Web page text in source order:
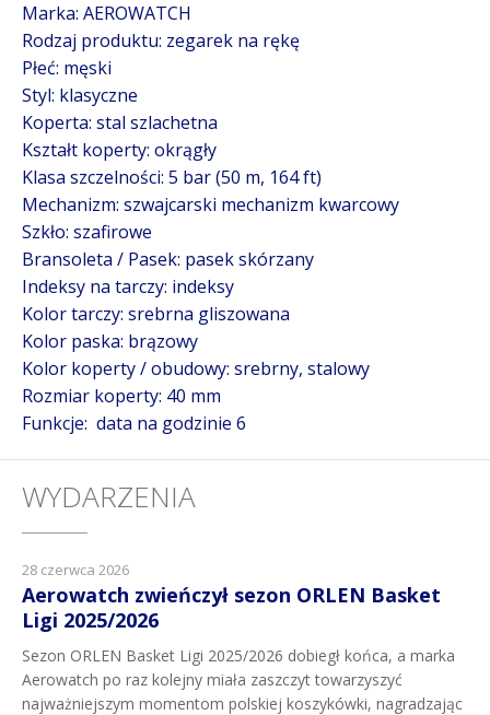
Marka: AEROWATCH
Rodzaj produktu: zegarek na rękę
Płeć: męski
Styl: klasyczne
Koperta: stal szlachetna
Kształt koperty: okrągły
Klasa szczelności: 5 bar (50 m, 164 ft)
Mechanizm: szwajcarski mechanizm kwarcowy
Szkło: szafirowe
Bransoleta / Pasek: pasek skórzany
Indeksy na tarczy: indeksy
Kolor tarczy: srebrna gliszowana
Kolor paska: brązowy
Kolor koperty / obudowy: srebrny, stalowy
Rozmiar koperty: 40 mm
Funkcje: data na godzinie 6
WYDARZENIA
28 czerwca 2026
Aerowatch zwieńczył sezon ORLEN Basket
Ligi 2025/2026
Sezon ORLEN Basket Ligi 2025/2026 dobiegł końca, a marka
Aerowatch po raz kolejny miała zaszczyt towarzyszyć
najważniejszym momentom polskiej koszykówki, nagradzając